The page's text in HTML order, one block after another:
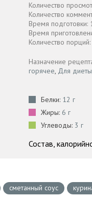
Количество
Количество
Время подготовки:
Время
Количество порций:
Назначение
горячее, Для диеты
Белки: 12 г
Жиры: 6 г
Углеводы: 3 г
Состав,
сметанный соус